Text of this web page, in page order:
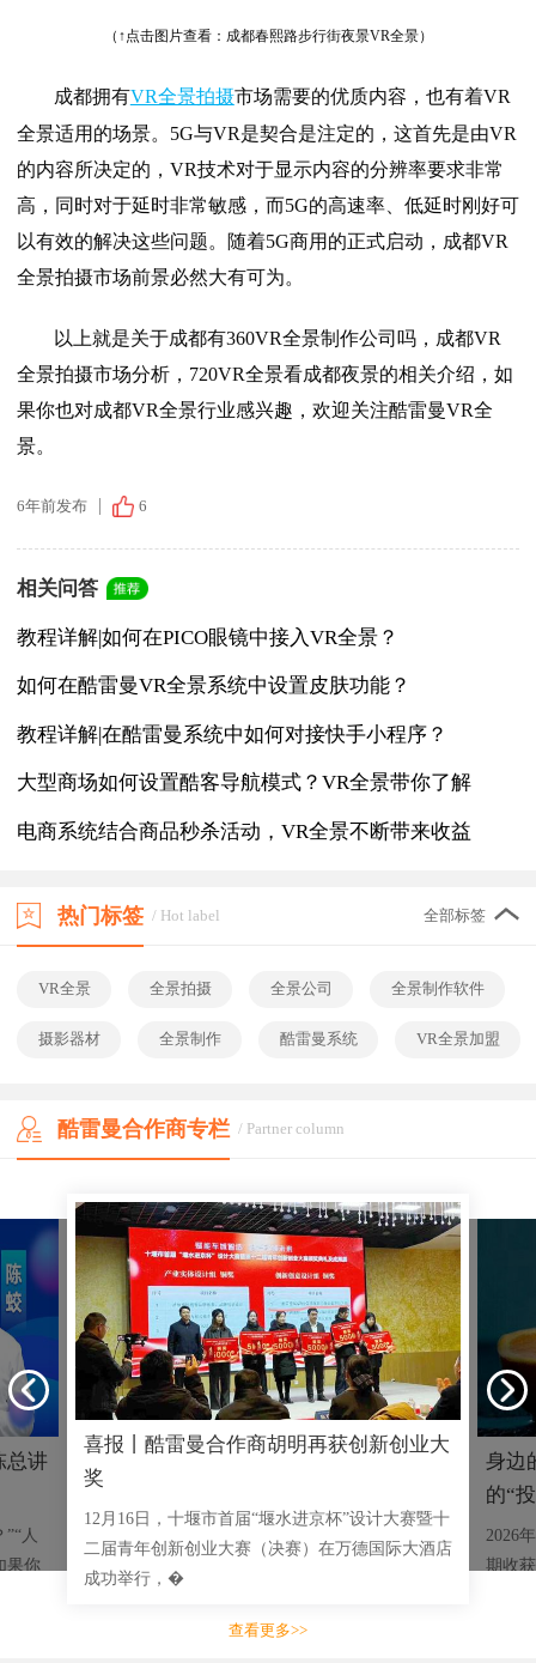
（↑点击图片查看： 成都春熙路步行街夜景VR全景）
成都拥有VR全景拍摄市场需要的优质内容，也有着VR
全景适用的场景。5G与VR是契合是注定的，这首先是由VR
的内容所决定的，VR技术对于显示内容的分辨率要求非常
高，同时对于延时非常敏感，而5G的高速率、低延时刚好可
以有效的解决这些问题。随着5G商用的正式启动，成都VR
全景拍摄市场前景必然大有可为。
以上就是关于成都有360VR全景制作公司吗，成都VR
全景拍摄市场分析，720VR全景看成都夜景的相关介绍，如
果你也对成都VR全景行业感兴趣，欢迎关注酷雷曼VR全
景。
6年前发布 6
相关问答
教程详解|如何在PICO眼镜中接入VR全景？
如何在酷雷曼VR全景系统中设置皮肤功能？
教程详解|在酷雷曼系统中如何对接快手小程序？
大型商场如何设置酷客导航模式？VR全景带你了解
电商系统结合商品秒杀活动，VR全景不断带来收益
热门标签 / Hot label 全部标签
VR全景 全景拍摄 全景公司 全景制作软件
摄影器材 全景制作 酷雷曼系统 VR全景加盟
酷雷曼合作商专栏 / Partner column
总讲
人
果你
喜报丨酷雷曼合作商胡明再获创新创业大
奖
12月16日，十堰市首届“堰水进京杯”设计大赛暨十
二届青年创新创业大赛（决赛）在万德国际大酒店
成功举行，�
身边
的“
2026
期收
查看更多>>